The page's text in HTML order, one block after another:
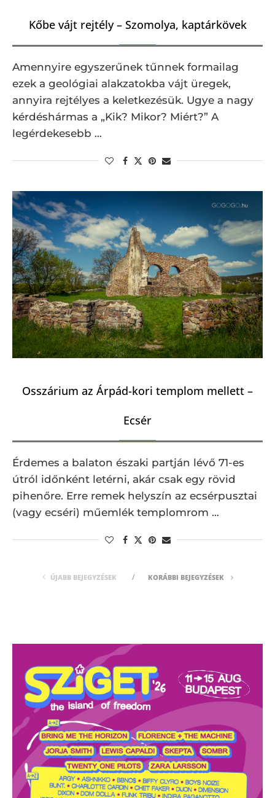
Kőbe vájt rejtély – Szomolya, kaptárkövek
Amennyire egyszerűnek tűnnek formailag
ezek a geológiai alakzatokba vájt üregek,
annyira rejtélyes a keletkezésük. Ugye a nagy
kérdéshármas a „Kik? Mikor? Miért?” A
legérdekesebb …
Osszárium az Árpád-kori templom mellett –
Ecsér
Érdemes a balaton északi partján lévő 71-es
útról időnként letérni, akár csak egy rövid
pihenőre. Erre remek helyszín az ecsérpusztai
(vagy ecséri) műemlék templomrom …
ÚJABB BEJEGYZÉSEK KORÁBBI BEJEGYZÉSEK